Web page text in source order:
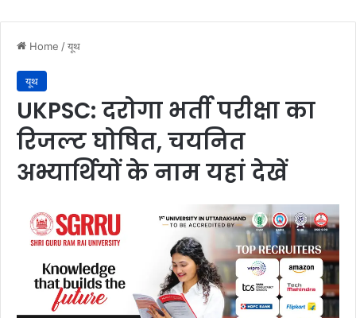
Home /यूथ
यूथ
UKPSC: दरोगा भर्ती परीक्षा का
रिजल्ट घोषित, चयनित
अभ्यार्थियों के नाम यहां देखें